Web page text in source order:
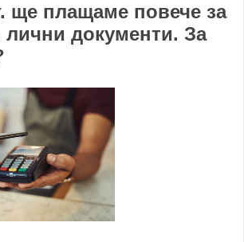
ще плащаме повече за
лични документи. За